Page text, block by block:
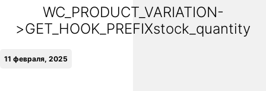
WC_PRODUCT_VARIATION-
>GET_HOOK_PREFIXstock_quantity
11 февраля, 2025